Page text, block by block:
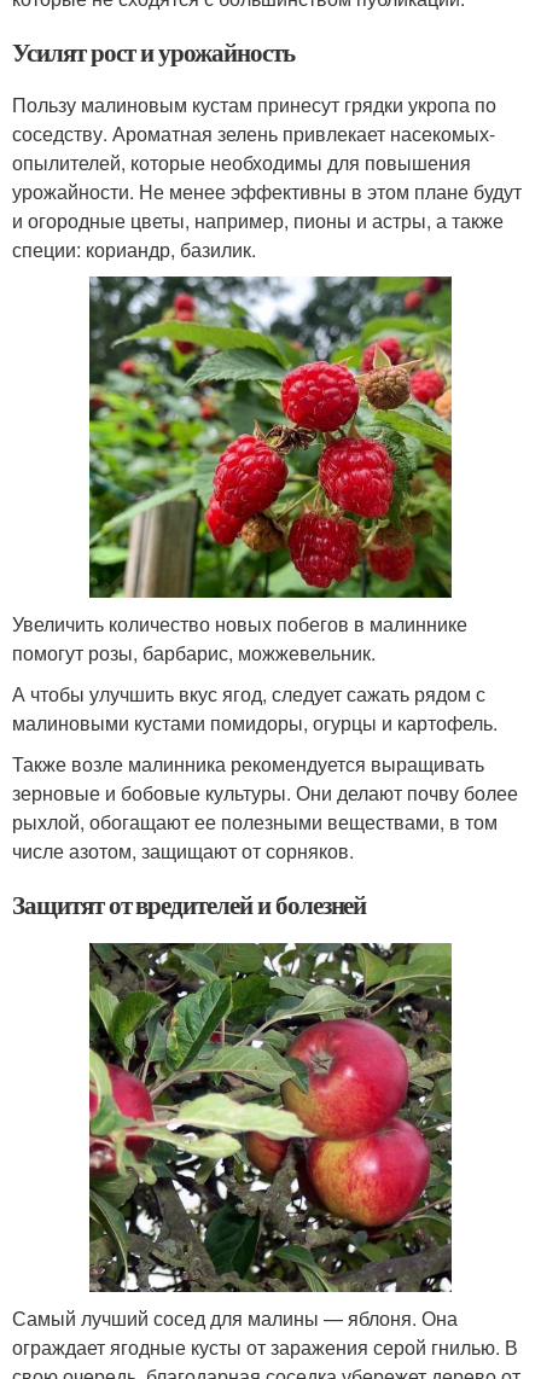
Усилят рост и урожайность
Пользу малиновым кустам принесут грядки укропа по
соседству. Ароматная зелень привлекает насекомых-
опылителей, которые необходимы для повышения
урожайности. Не менее эффективны в этом плане будут
и огородные цветы, например, пионы и астры, а также
специи: кориандр, базилик.
Увеличить количество новых побегов в малиннике
помогут розы, барбарис, можжевельник.
А чтобы улучшить вкус ягод, следует сажать рядом с
малиновыми кустами помидоры, огурцы и картофель.
Также возле малинника рекомендуется выращивать
зерновые и бобовые культуры. Они делают почву более
рыхлой, обогащают ее полезными веществами, в том
числе азотом, защищают от сорняков.
Защитят от вредителей и болезней
Самый лучший сосед для малины — яблоня. Она
ограждает ягодные кусты от заражения серой гнилью. В